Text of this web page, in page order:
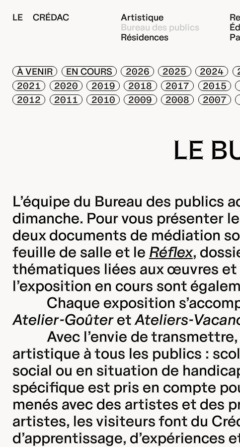
LE CRÉDAC
Artistique
Bureau des publics
Résidences
À VENIR EN COURS 2026 2025 2024
2021
2020 2019 2018 2017 2015
2012
2011 2010 2009 2008 2007
LE
L’équipe du Bureau des publics
dimanche. Pour vous présenter
deux documents de médiation
feuille de salle et le Réflex,
thématiques liées aux œuvres et
l’exposition en cours sont
Chaque exposition
Atelier-Goûteret Ateliers-
Avec l’envie de
artistique à tous les publics :
social ou en situation de
spécifique est pris en compte
menés avec des artistes et des
artistes, les visiteurs font du
d’apprentissage, d’expériences